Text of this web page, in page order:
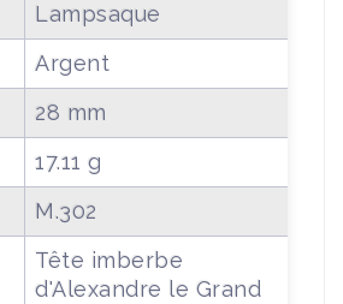
Lampsaque
Argent
28 mm
17.11 g
M.302
Tête imberbe
d'Alexandre le Grand